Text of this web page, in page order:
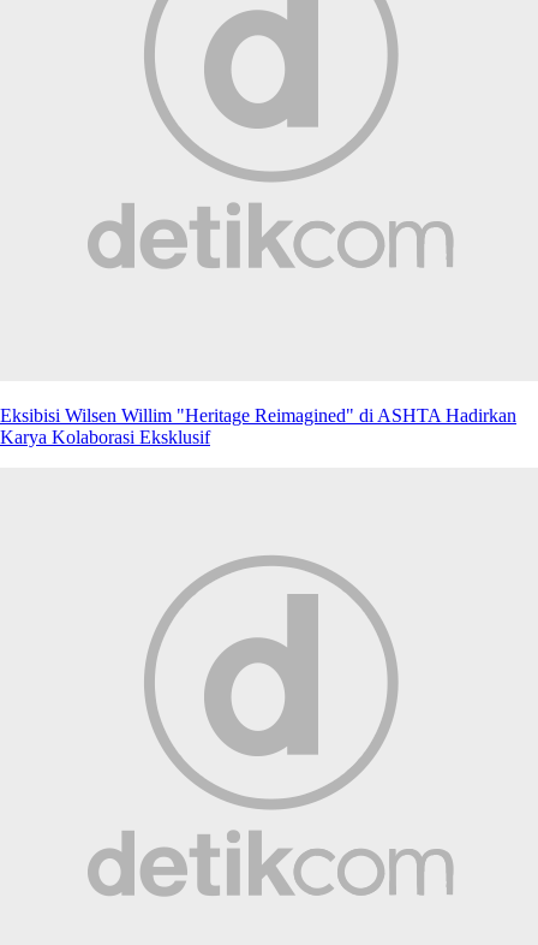
Eksibisi Wilsen Willim "Heritage Reimagined" di ASHTA Hadirkan
Karya Kolaborasi Eksklusif